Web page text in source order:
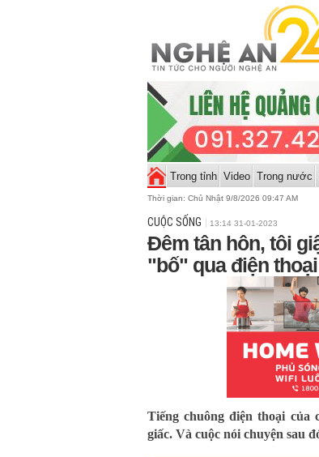
Trong tỉnh Video Trong nước
Thời gian: Chủ Nhật 9/8/2026 09:48 AM
CUỘC SỐNG 13:14 31-01-2023
Đêm tân hôn, tôi
"bố" qua điện
Tiếng chuông điện thoại của
giấc. Và cuộc nói chuyện sau